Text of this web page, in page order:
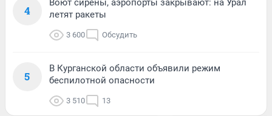
4
Воют сирены, аэропорты закрывают: на Урал
летят ракеты
3 600 Обсудить
5
В Курганской области объявили режим
беспилотной опасности
3 510 13